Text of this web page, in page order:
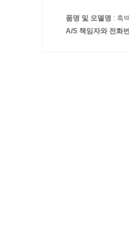
품명 및 모델명 : 흑
A/S 책임자와 전화